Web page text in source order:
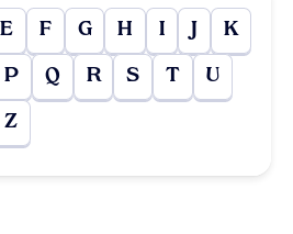
E F G H I J K
P Q R S T U
Z